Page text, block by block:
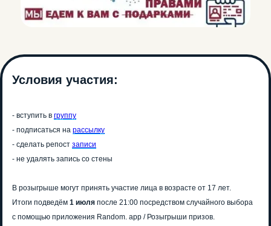
Условия участия:
- вступить в группу
- подписаться на рассылку
- сделать репост записи
- не удалять запись со стены
В розыгрыше могут принять участие лица в возрасте от 17 лет.
Итоги подведём 1 июля после 21:00 посредством случайного выбора
с помощью приложения Random. app / Розыгрыши призов.
НА НАС В СОЦИАЛЬНЫХ СЕТЯХ!
ПОДПИШИСЬ